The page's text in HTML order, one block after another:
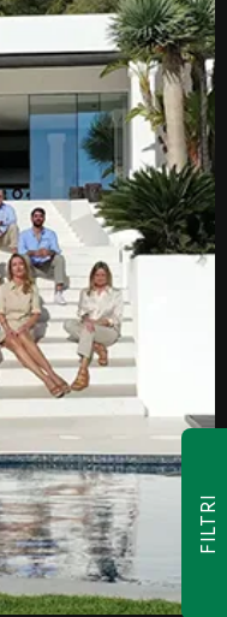
FILTRI